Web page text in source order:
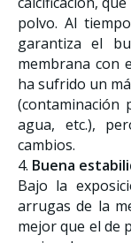
polvo. Al
garantiza el
membrana con
ha sufrido un
(contaminación
agua, etc.),
cambios.
4. Buena
Bajo la
arrugas de la
mejor que el de